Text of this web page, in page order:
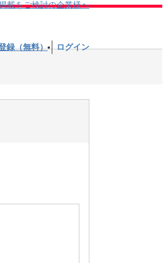
載をご検討の企業様へ
録（無料） ログイン